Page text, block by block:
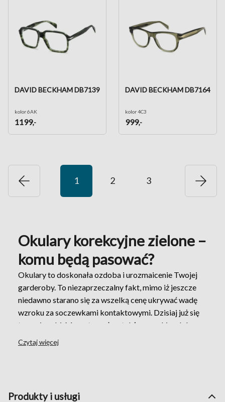
DAVID BECKHAM DB7139
kolor 6AK
1199,-
DAVID BECKHAM DB7164
kolor 4C3
999,-
1 2 3
Okulary korekcyjne zielone –
komu będą pasować?
Okulary to doskonała ozdoba i urozmaicenie Twojej
garderoby. To niezaprzeczalny fakt, mimo iż jeszcze
niedawno starano się za wszelką cenę ukrywać wadę
wzroku za soczewkami kontaktowymi. Dzisiaj już się
tego nie robi. Ma na to wpływ także szeroki wybór
ciekawych wizualnie opraw okularowych w różnych
Czytaj więcej
Produkty i usługi